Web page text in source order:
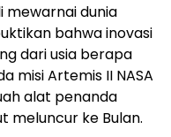
mewarnai dunia
bahwa inovasi
dari usia berapa
misi Artemis II NASA
alat penanda
meluncur ke Bulan.